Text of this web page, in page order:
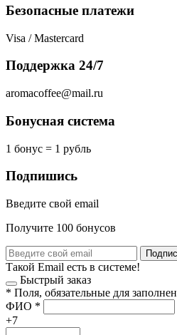
Безопасные платежи
Visa / Mastercard
Поддержка 24/7
aromacoffee@mail.ru
Бонусная система
1 бонус = 1 рубль
Подпишись
Введите свой email
Получите 100 бонусов
Такой Email есть в системе!
Быстрый заказ
* Поля, обязательные для
ФИО *
+7